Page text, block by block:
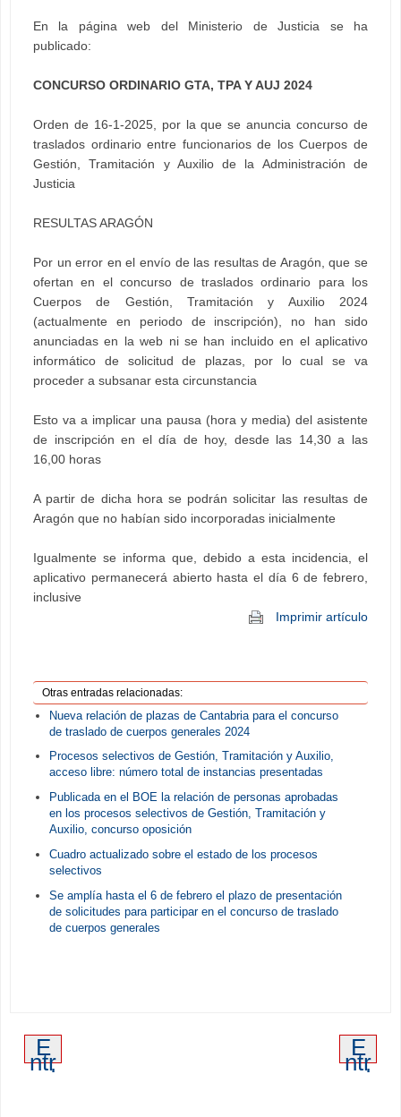
En la página web del Ministerio de Justicia se ha
publicado:
CONCURSO ORDINARIO GTA, TPA Y AUJ 2024
Orden de 16-1-2025, por la que se anuncia concurso de
traslados ordinario entre funcionarios de los Cuerpos de
Gestión, Tramitación y Auxilio de la Administración de
Justicia
RESULTAS ARAGÓN
Por un error en el envío de las resultas de Aragón, que se
ofertan en el concurso de traslados ordinario para los
Cuerpos de Gestión, Tramitación y Auxilio 2024
(actualmente en periodo de inscripción), no han sido
anunciadas en la web ni se han incluido en el aplicativo
informático de solicitud de plazas, por lo cual se va
proceder a subsanar esta circunstancia
Esto va a implicar una pausa (hora y media) del asistente
de inscripción en el día de hoy, desde las 14,30 a las
16,00 horas
A partir de dicha hora se podrán solicitar las resultas de
Aragón que no habían sido incorporadas inicialmente
Igualmente se informa que, debido a esta incidencia, el
aplicativo permanecerá abierto hasta el día 6 de febrero,
inclusive
Imprimir artículo
Otras entradas relacionadas:
Nueva relación de plazas de Cantabria para el concurso
de traslado de cuerpos generales 2024
Procesos selectivos de Gestión, Tramitación y Auxilio,
acceso libre: número total de instancias presentadas
Publicada en el BOE la relación de personas aprobadas
en los procesos selectivos de Gestión, Tramitación y
Auxilio, concurso oposición
Cuadro actualizado sobre el estado de los procesos
selectivos
Se amplía hasta el 6 de febrero el plazo de presentación
de solicitudes para participar en el concurso de traslado
de cuerpos generales
E
ntr
ad
E
ntr
ad